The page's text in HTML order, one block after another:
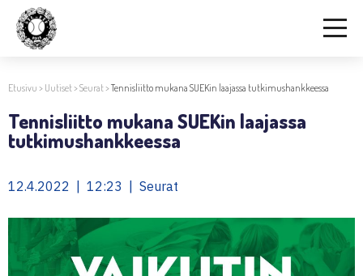
Etusivu > Uutiset>Seurat>Tennisliitto mukana SUEKin laajassa tutkimushankkeessa
Tennisliitto mukana SUEKin laajassa
tutkimushankkeessa
12.4.2022 | 12:23 | Seurat